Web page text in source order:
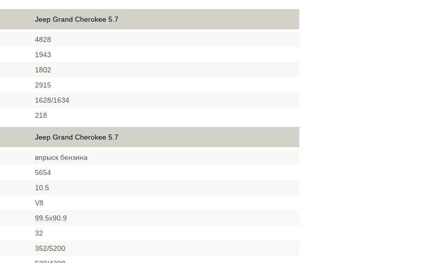
Jeep Grand Cherokee 5.7
4828
1943
1802
2915
1628/1634
218
Jeep Grand Cherokee 5.7
впрыск бензина
5654
10.5
V8
99.5х90.9
32
352/5200